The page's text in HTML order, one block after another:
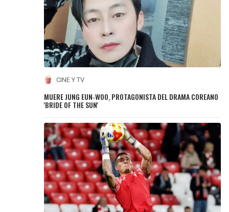
CINE Y TV
MUERE JUNG EUN‑WOO, PROTAGONISTA DEL DRAMA COREANO
'BRIDE OF THE SUN'